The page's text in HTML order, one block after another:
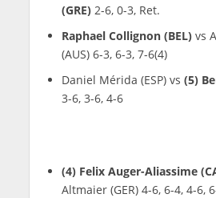
(GRE)2-6, 0-3, Ret.
Raphael Collignon (BEL)vs
(AUS) 6-3, 6-3, 7-6(4)
Daniel Mérida (ESP) vs (5)
3-6, 3-6, 4-6
(4) Felix Auger-Aliassime
Altmaier (GER) 4-6, 6-4, 4-6,